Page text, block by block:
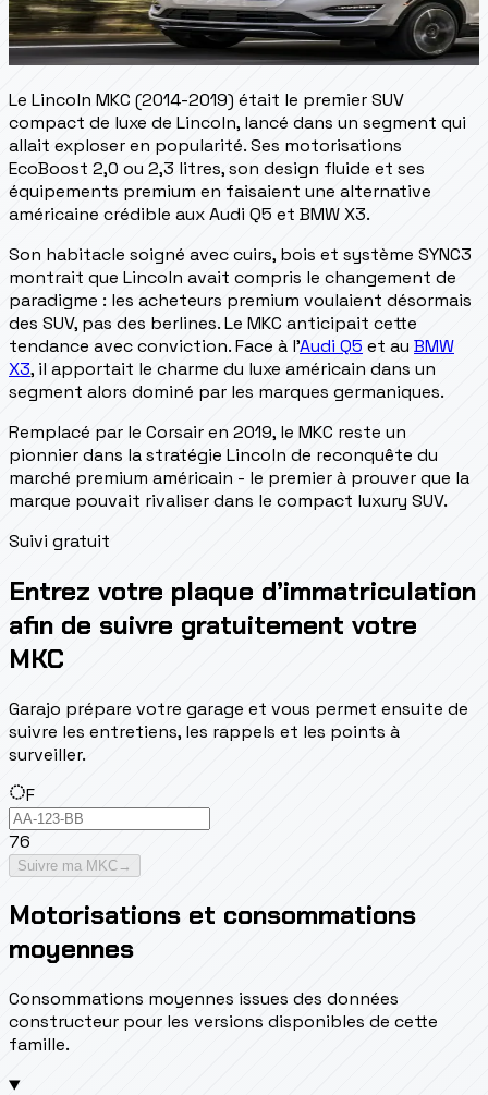
Le Lincoln MKC (2014-2019) était le premier SUV
compact de luxe de Lincoln, lancé dans un segment qui
allait exploser en popularité. Ses motorisations
EcoBoost 2,0 ou 2,3 litres, son design fluide et ses
équipements premium en faisaient une alternative
américaine crédible aux Audi Q5 et BMW X3.
Son habitacle soigné avec cuirs, bois et système SYNC3
montrait que Lincoln avait compris le changement de
paradigme : les acheteurs premium voulaient désormais
des SUV, pas des berlines. Le MKC anticipait cette
tendance avec conviction. Face à l'Audi Q5 et au BMW
X3, il apportait le charme du luxe américain dans un
segment alors dominé par les marques germaniques.
Remplacé par le Corsair en 2019, le MKC reste un
pionnier dans la stratégie Lincoln de reconquête du
marché premium américain - le premier à prouver que la
marque pouvait rivaliser dans le compact luxury SUV.
Suivi gratuit
Entrez votre plaque d’immatriculation
afin de suivre gratuitement votre
MKC
Garajo prépare votre garage et vous permet ensuite de
suivre les entretiens, les rappels et les points à
surveiller.
F
76
Suivre ma MKC→
Motorisations et consommations
moyennes
Consommations moyennes issues des données
constructeur pour les versions disponibles de cette
famille.